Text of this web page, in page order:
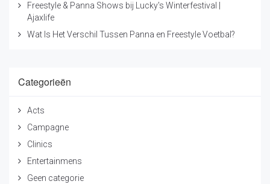
Freestyle & Panna Shows bij Lucky's Winterfestival |
Ajaxlife
Wat Is Het Verschil Tussen Panna en Freestyle Voetbal?
Categorieën
Acts
Campagne
Clinics
Entertainmens
Geen categorie